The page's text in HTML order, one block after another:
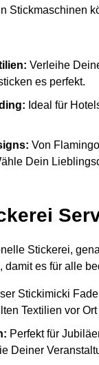
Stickmaschinen
Verleihe
es perfekt.
Ideal für
Von
Dein
Stickerei,
damit es für alle
Stickimicki
Textilien vor
Perfekt für
Deiner